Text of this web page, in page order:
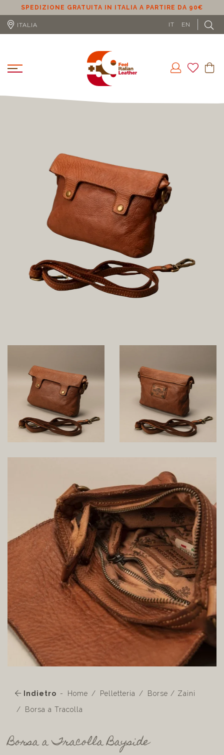
SPEDIZIONE GRATUITA IN ITALIA A PARTIRE DA 90€
ITALIA IT EN
Indietro Home Pelletteria
Borse / Zaini
Borsa a Tracolla
Borsa a Tracolla Bayside